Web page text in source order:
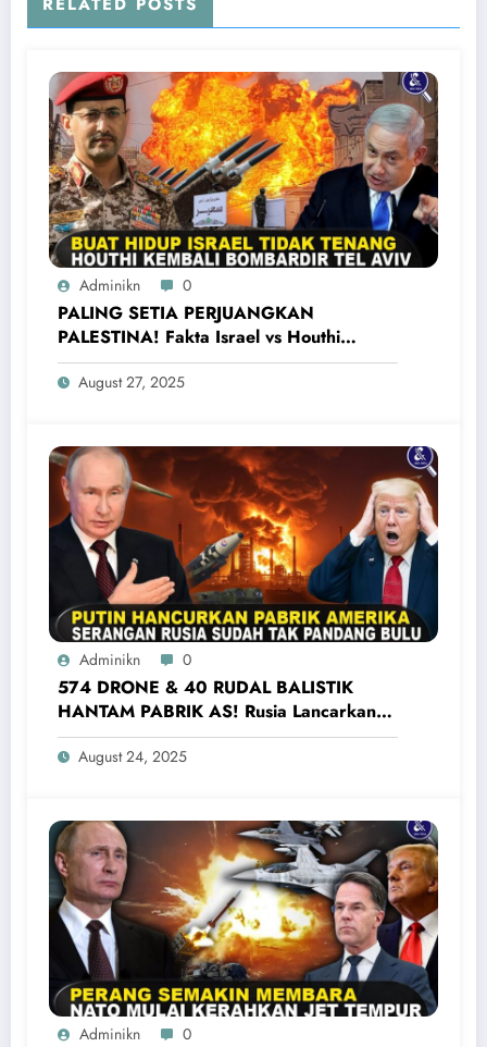
Adminikn 0
PALING SETIA PERJUANGKAN
PALESTINA! Fakta Israel vs Houthi
Yaman Kembali Saling Balas Serangan
August 27, 2025
Adminikn 0
574 DRONE & 40 RUDAL BALISTIK
HANTAM PABRIK AS! Rusia Lancarkan
Serangan Terbesar Ke Ukraina Barat
August 24, 2025
Adminikn 0